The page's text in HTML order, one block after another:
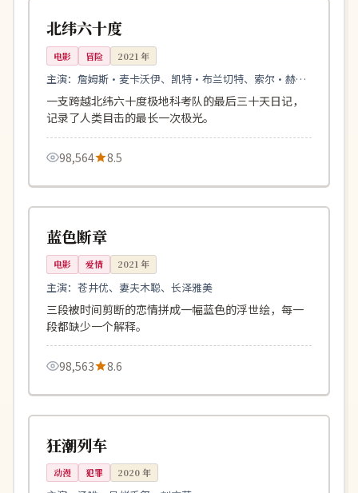
英国
北纬六十度
电影 冒险 2021 年
主演：詹姆斯·麦卡沃伊、凯特·布兰切特、索尔·赫德
尔斯顿
一支跨越北纬六十度极地科考队的最后三十天日记，
记录了人类目击的最长一次极光。
98,564 8.5
日本
热播 116分钟
蓝色断章
电影 爱情 2021年
主演：苍井优、妻夫木聪、长泽雅美
三段被时间剪断的恋情拼成一幅蓝色的浮世绘，每一
段都缺少一个解释。
98,563 8.6
日本
院线 165分钟
狂潮列车
动漫 犯罪 2020年